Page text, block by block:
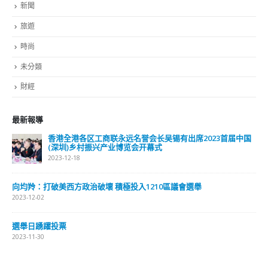
新聞
旅遊
時尚
未分類
財經
最新報導
香港全港各区工商联永远名誉会长吴锡有出席2023首届中国
(深圳)乡村振兴产业博览会开幕式
2023-12-18
向均羚：打破美西方政治破壞 積極投入1210區議會選舉
2023-12-02
選舉日踴躍投票
2023-11-30